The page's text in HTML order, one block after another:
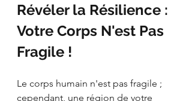
Révéler la Résilience :
Votre Corps N'est Pas
Fragile !
Le corps humain n'est pas fragile ;
cependant, une région de votre